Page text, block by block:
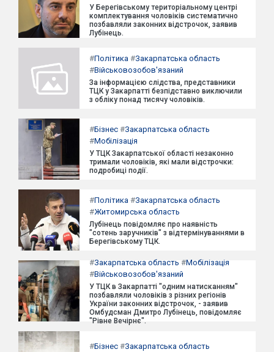
У Берегівському територіальному центрі
комплектування чоловіків систематично
позбавляли законних відстрочок, заявив
Лубінець.
#Політика #Закарпатська область
#Військовозобов'язаний
За інформацією слідства, представники
ТЦК у Закарпатті безпідставно виключили
з обліку понад тисячу чоловіків.
#Бізнес #Закарпатська область
#Мобілізація
У ТЦК Закарпатської області незаконно
тримали чоловіків, які мали відстрочки:
подробиці події.
#Політика #Закарпатська область
#Житомирська область
Лубінець повідомляє про наявність
"сотень заручників" з відтермінуваннями в
Берегівському ТЦК.
#Закарпатська область #Мобілізація
#Військовозобов'язаний
У ТЦК в Закарпатті "одним натисканням"
позбавляли чоловіків з різних регіонів
України законних відстрочок, - заявив
Омбудсман Дмитро Лубінець, повідомляє
"Рівне Вечірнє".
#Бізнес #Закарпатська область